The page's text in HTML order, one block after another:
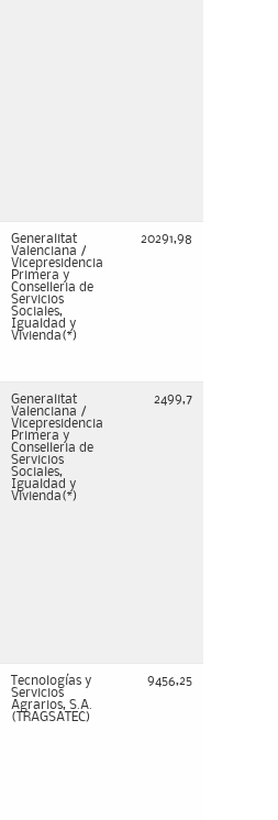
Generalitat
Valenciana /
Vicepresidencia
Primera y
Conselleria de
Servicios
Sociales,
Igualdad y
Vivienda(*)
20291,98
Generalitat
Valenciana /
Vicepresidencia
Primera y
Conselleria de
Servicios
Sociales,
Igualdad y
Vivienda(*)
2499,7
Tecnologías y
Servicios
Agrarios, S.A.
(TRAGSATEC)
9456,25